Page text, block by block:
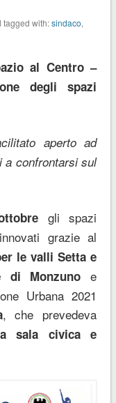
tagged with:sindaco,
al Centro –
degli spazi
aperto ad
a confrontarsi sul
gli spazi
grazie al
le valli Setta e
di Monzunoe
Urbana 2021
, che prevedeva
sala civica e